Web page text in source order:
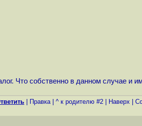
Что собственно в данном случае и
Правка| ^ к родителю #2 Наверх